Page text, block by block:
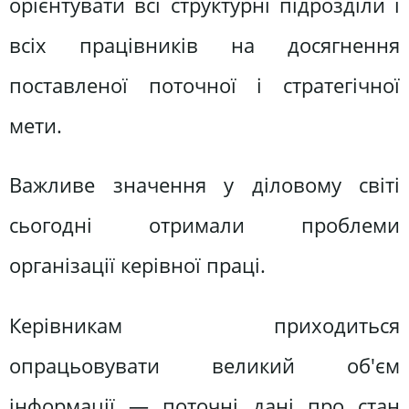
всіх працівників на досягнення
поставленої поточної і стратегічної
мети.
Важливе значення у діловому світі
сьогодні отримали проблеми
організації керівної праці.
Керівникам приходиться
опрацьовувати великий об'єм